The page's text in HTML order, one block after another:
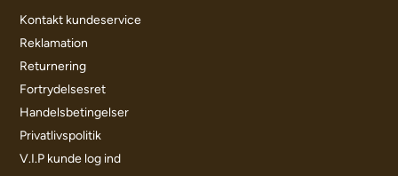
Kontakt kundeservice
Reklamation
Returnering
Fortrydelsesret
Handelsbetingelser
Privatlivspolitik
V.I.P kunde log ind